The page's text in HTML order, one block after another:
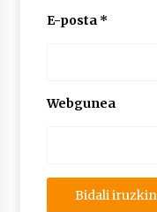
E-posta *
Webgunea